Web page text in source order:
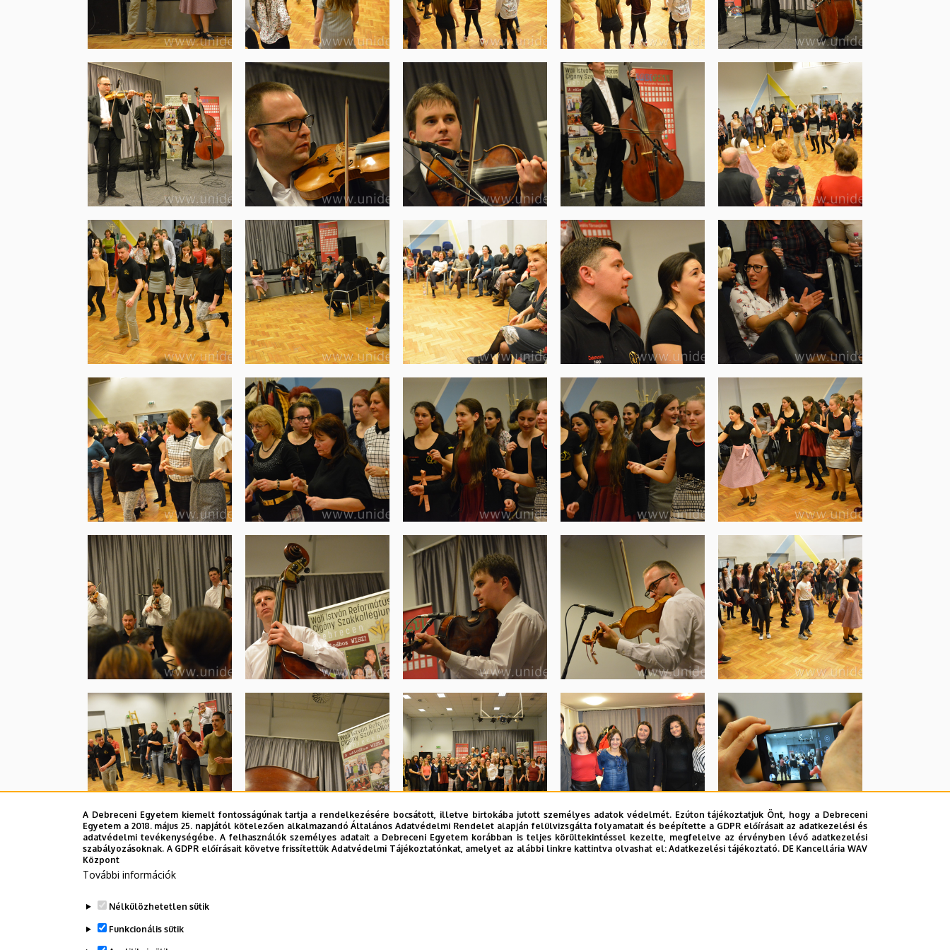
A Debreceni Egyetem kiemelt fontosságúnak tartja a rendelkezésére bocsátott, illetve birtokába jutott személyes adatok védelmét. Ezúton tájékoztatjuk Önt, hogy a Debreceni
Egyetem a 2018. május 25. napjától kötelezően alkalmazandó Általános Adatvédelmi Rendelet alapján felülvizsgálta folyamatait és beépítette a GDPR előírásait az adatkezelési és
adatvédelmi tevékenységébe. A felhasználók személyes adatait a Debreceni Egyetem korábban is teljes körültekintéssel kezelte, megfelelve az érvényben lévő adatkezelési
szabályozásoknak. A GDPR előírásait követve frissítettük Adatvédelmi Tájékoztatónkat, amelyet az alábbi linkre kattintva olvashat el:Adatkezelési tájékoztató. DE Kancellária WAV
Központ
További információk
Nélkülözhetetlen sütik
Funkcionális sütik